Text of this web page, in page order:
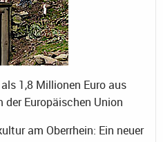
1,8 Millionen Euro aus
der Europäischen Union
am Oberrhein: Ein neuer